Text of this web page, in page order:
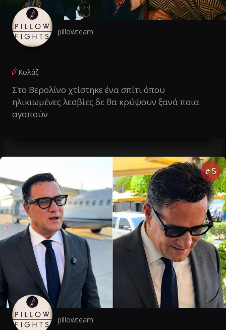
pillowteam
Κολάζ
Στο Βερολίνο χτίστηκε ένα σπίτι όπου
ηλικιωμένες λεσβίες δε θα κρύψουν ξανά ποια
αγαπούν
# 5
pillowteam